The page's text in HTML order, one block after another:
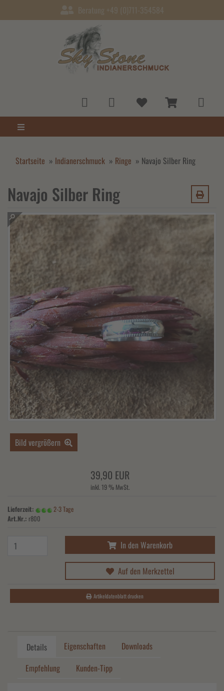
Startseite » Indianerschmuck » Ringe » Navajo Silber Ring
Navajo Silber Ring
Bild vergrößern
39,90 EUR
inkl. 19 % MwSt.
Lieferzeit:
2-3 Tage
Art.Nr.: r800
In den Warenkorb
Auf den Merkzettel
Artikeldatenblatt drucken
Details Eigenschaften
Downloads
Empfehlung
Kunden-Tipp